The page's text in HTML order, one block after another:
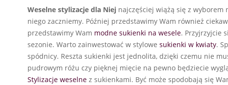
Weselne stylizacje dla Niej najczęściej wiążą się z
niego zaczniemy. Później przedstawimy Wam również
przedstawimy Wam modne sukienki na wesele. Przyjrzyjcie
sezonie. Warto zainwestować w stylowe sukienki w kwiaty.
spódnicy. Reszta sukienki jest jednolita, dzięki czemu nie
pudrowym różu czy pięknej mięcie na pewno będziecie
Stylizacje weselne z sukienkami. Być może spodobają się